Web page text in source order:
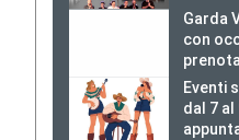
Garda
con
Eventi
dal 7